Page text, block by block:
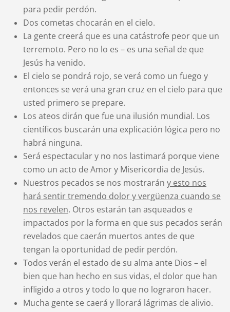
para pedir perdón.
Dos cometas chocarán en el cielo.
La gente creerá que es una catástrofe peor que un
terremoto. Pero no lo es – es una señal de que
Jesús ha venido.
El cielo se pondrá rojo, se verá como un fuego y
entonces se verá una gran cruz en el cielo para que
usted primero se prepare.
Los ateos dirán que fue una ilusión mundial. Los
científicos buscarán una explicación lógica pero no
habrá ninguna.
Será espectacular y no nos lastimará porque viene
como un acto de Amor y Misericordia de Jesús.
Nuestros pecados se nos mostrarán y esto nos
hará sentir tremendo dolor y vergüenza cuando se
nos revelen. Otros estarán tan asqueados e
impactados por la forma en que sus pecados serán
revelados que caerán muertos antes de que
tengan la oportunidad de pedir perdón.
Todos verán el estado de su alma ante Dios – el
bien que han hecho en sus vidas, el dolor que han
infligido a otros y todo lo que no lograron hacer.
Mucha gente se caerá y llorará lágrimas de alivio.